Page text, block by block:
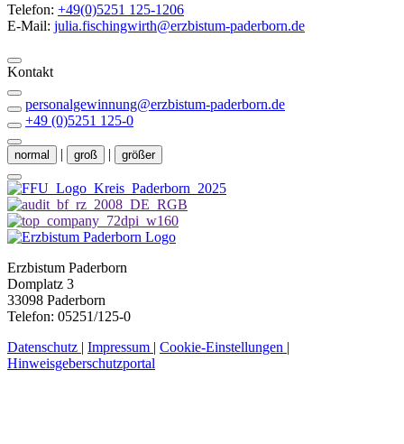
Telefon: +49(0)5251 125-1206
E-Mail: julia.fischingwirth@erzbistum-paderborn.de
Kontakt
personalgewinnung@erzbistum-paderborn.de
+49 (0)5251 125-0
normal | groß | größer
Erzbistum Paderborn
Domplatz 3
33098 Paderborn
Telefon: 05251/125-0
Datenschutz | Impressum | Cookie-Einstellungen |
Hinweisgeberschutzportal